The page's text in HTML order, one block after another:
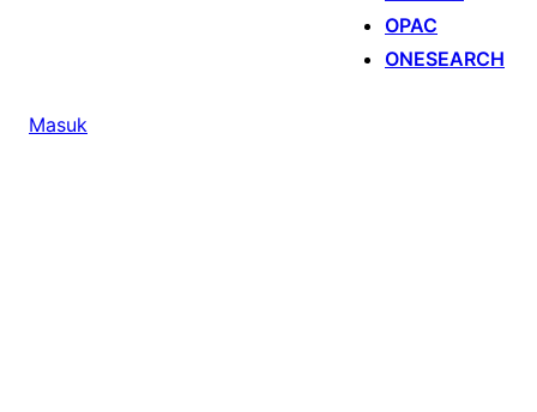
OPAC
ONESEARCH
Masuk